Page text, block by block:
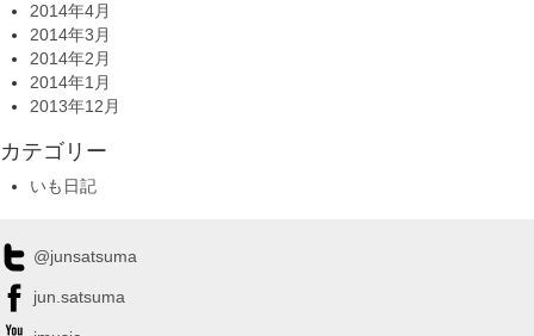
2014年4月
2014年3月
2014年2月
2014年1月
2013年12月
カテゴリー
いも日記
@junsatsuma
jun.satsuma